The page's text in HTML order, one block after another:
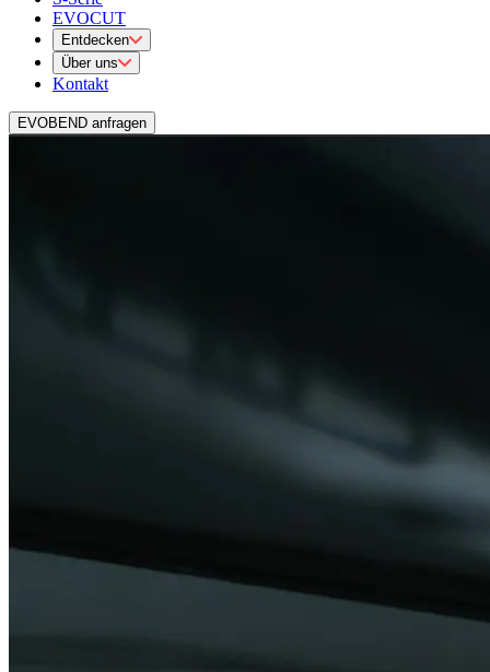
EVOCUT
Entdecken
Über uns
Kontakt
EVOBEND anfragen